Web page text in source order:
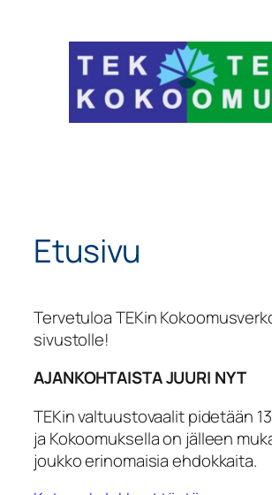
sisältöön
Etusivu
Tervetuloa TEKin
sivustolle!
AJANKOHTAISTA JUURI NYT
TEKin valtuustovaalit pidetään
ja Kokoomuksella on jälleen
joukko erinomaisia ehdokkaita.